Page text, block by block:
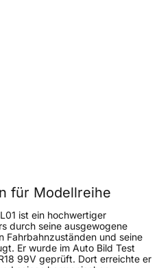
h
für Modellreihe
ist ein hochwertiger
durch seine ausgewogene
Fahrbahnzuständen und seine
Er wurde im Auto Bild Test
99V geprüft. Dort erreichte er